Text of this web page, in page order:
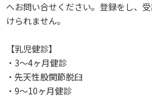
へお問い合せください。登録をし、
けられません。
【乳児健診】
・3～4ヶ月健診
・先天性股関節脱臼
・9～10ヶ月健診